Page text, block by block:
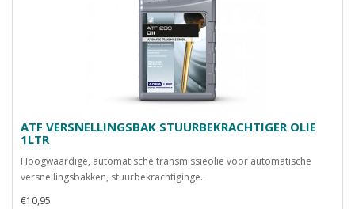
ATF VERSNELLINGSBAK STUURBEKRACHTIGER OLIE
1LTR
Hoogwaardige, automatische transmissieolie voor automatische
versnellingsbakken, stuurbekrachtiginge..
€10,95